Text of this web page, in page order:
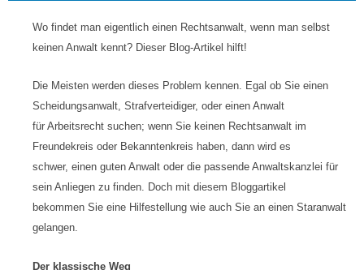
Wo findet man eigentlich einen Rechtsanwalt, wenn man selbst
keinen Anwalt kennt? Dieser Blog-Artikel hilft!
Die Meisten werden dieses Problem kennen. Egal ob Sie einen
Scheidungsanwalt, Strafverteidiger, oder einen Anwalt
für Arbeitsrecht suchen; wenn Sie keinen Rechtsanwalt im
Freundekreis oder Bekanntenkreis haben, dann wird es
schwer, einen guten Anwalt oder die passende Anwaltskanzlei für
sein Anliegen zu finden. Doch mit diesem Bloggartikel
bekommen Sie eine Hilfestellung wie auch Sie an einen Staranwalt
gelangen.
Der klassische Weg